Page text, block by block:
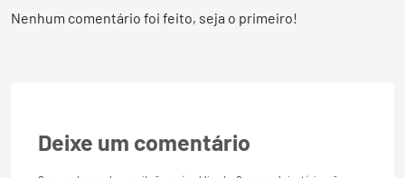
Nenhum comentário foi feito, seja o primeiro!
Deixe um comentário